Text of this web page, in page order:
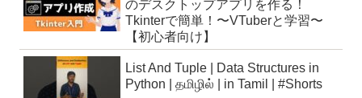
のデスクトップアプリを作る！
Tkinterで簡単！〜VTuberと学習〜
【初心者向け】
List And Tuple | Data Structures in
Python | தமிழில் | in Tamil | #Shorts